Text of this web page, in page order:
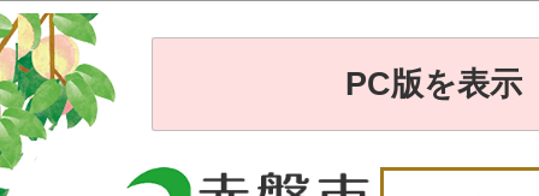
PC版を表示